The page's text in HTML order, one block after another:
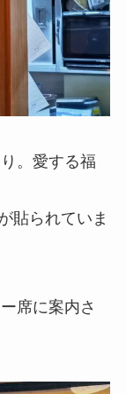
。愛する福
貼られていま
席に案内さ